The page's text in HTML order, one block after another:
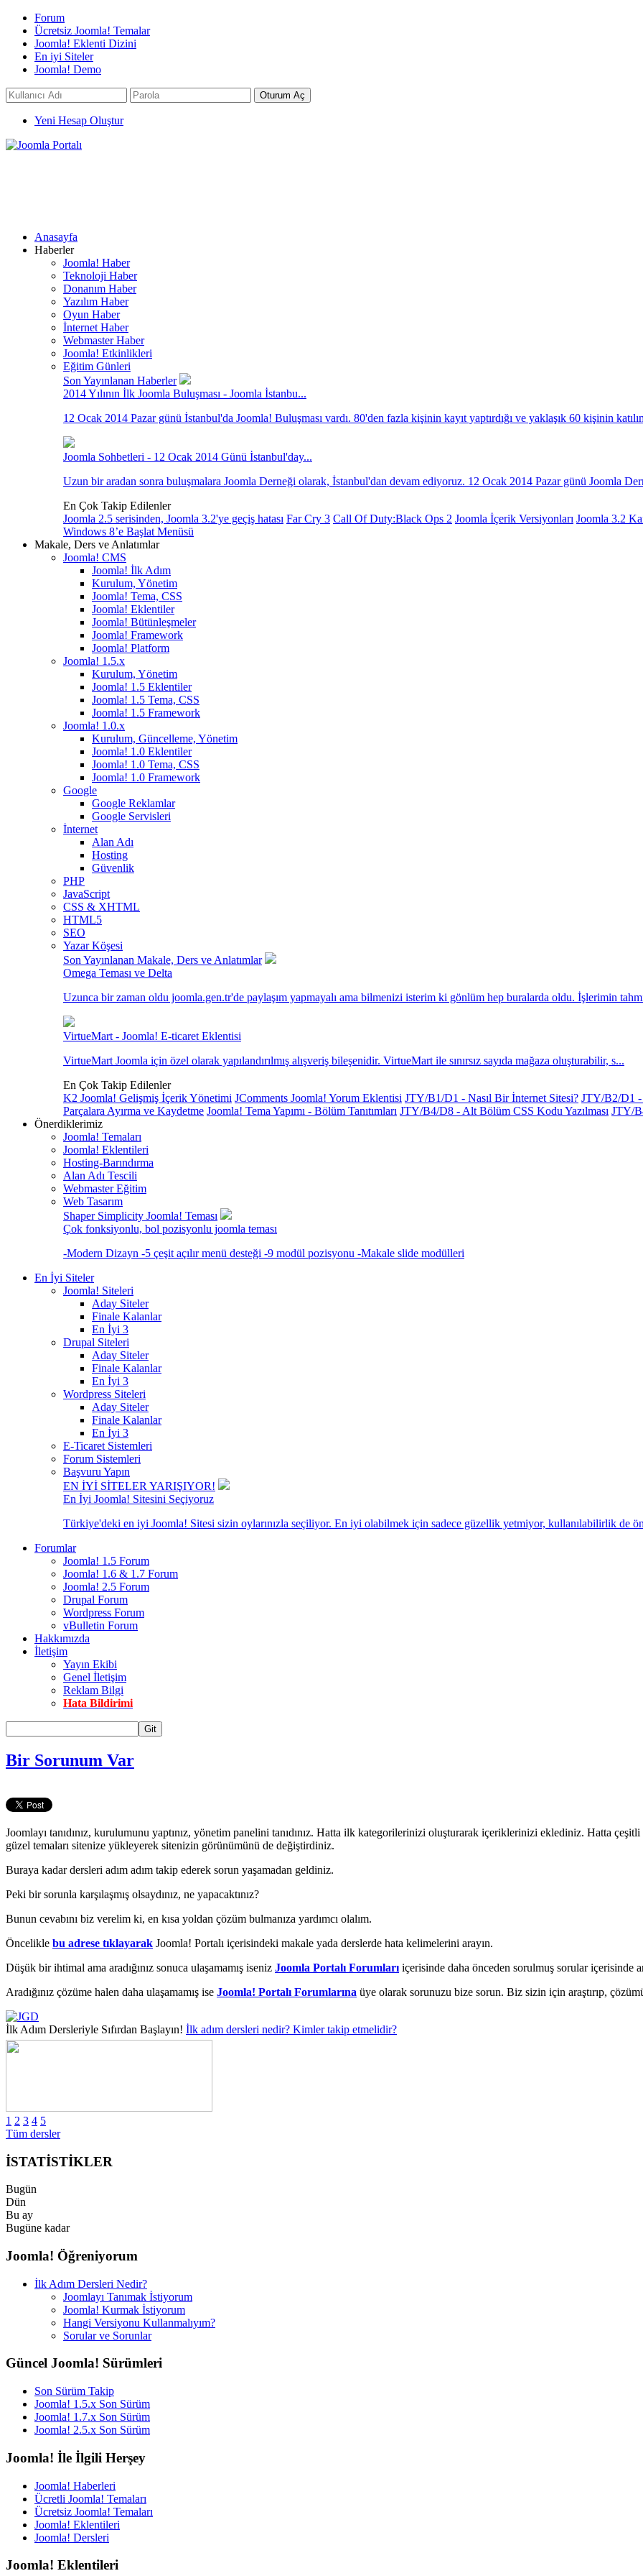
Forum
Ücretsiz Joomla! Temalar
Joomla! Eklenti Dizini
En iyi Siteler
Joomla! Demo
Yeni Hesap Oluştur
Anasayfa
Haberler
Joomla! Haber
Teknoloji Haber
Donanım Haber
Yazılım Haber
Oyun Haber
İnternet Haber
Webmaster Haber
Joomla! Etkinlikleri
Eğitim Günleri
Son Yayınlanan Haberler
2014 Yılının İlk Joomla Buluşması - Joomla İstanbu...
12 Ocak 2014 Pazar günü İstanbul'da Joomla! Buluşması vardı. 80'den fazla kişinin kayıt yaptırdığı ve yaklaşık 60 kişinin
Joomla Sohbetleri - 12 Ocak 2014 Günü İstanbul'day...
Uzun bir aradan sonra buluşmalara Joomla Derneği olarak, İstanbul'dan devam ediyoruz. 12 Ocak 2014 Pazar günü Joomla
En Çok Takip Edilenler
Joomla 2.5 serisinden, Joomla 3.2'ye geçiş hatası Far Cry 3 Call Of Duty:Black Ops 2 Joomla İçerik Versiyonları Joomla 3.2
Windows 8’e Başlat Menüsü
Makale, Ders ve Anlatımlar
Joomla! CMS
Joomla! İlk Adım
Kurulum, Yönetim
Joomla! Tema, CSS
Joomla! Eklentiler
Joomla! Bütünleşmeler
Joomla! Framework
Joomla! Platform
Joomla! 1.5.x
Kurulum, Yönetim
Joomla! 1.5 Eklentiler
Joomla! 1.5 Tema, CSS
Joomla! 1.5 Framework
Joomla! 1.0.x
Kurulum, Güncelleme, Yönetim
Joomla! 1.0 Eklentiler
Joomla! 1.0 Tema, CSS
Joomla! 1.0 Framework
Google
Google Reklamlar
Google Servisleri
İnternet
Alan Adı
Hosting
Güvenlik
PHP
JavaScript
CSS & XHTML
HTML5
SEO
Yazar Köşesi
Son Yayınlanan Makale, Ders ve Anlatımlar
Omega Teması ve Delta
Uzunca bir zaman oldu joomla.gen.tr'de paylaşım yapmayalı ama bilmenizi isterim ki gönlüm hep buralarda oldu. İşlerimin
VirtueMart - Joomla! E-ticaret Eklentisi
VirtueMart Joomla için özel olarak yapılandırılmış alışveriş bileşenidir. VirtueMart ile sınırsız sayıda mağaza oluşturabilir, s...
En Çok Takip Edilenler
K2 Joomla! Gelişmiş İçerik Yönetimi JComments Joomla! Yorum Eklentisi JTY/B1/D1 - Nasıl Bir İnternet Sitesi? JTY/B2/D1 -
Parçalara Ayırma ve Kaydetme Joomla! Tema Yapımı - Bölüm Tanıtımları JTY/B4/D8 - Alt Bölüm CSS Kodu Yazılması JTY/
Önerdiklerimiz
Joomla! Temaları
Joomla! Eklentileri
Hosting-Barındırma
Alan Adı Tescili
Webmaster Eğitim
Web Tasarım
Shaper Simplicity Joomla! Teması
Çok fonksiyonlu, bol pozisyonlu joomla teması
-Modern Dizayn -5 çeşit açılır menü desteği -9 modül pozisyonu -Makale slide modülleri
En İyi Siteler
Joomla! Siteleri
Aday Siteler
Finale Kalanlar
En İyi 3
Drupal Siteleri
Aday Siteler
Finale Kalanlar
En İyi 3
Wordpress Siteleri
Aday Siteler
Finale Kalanlar
En İyi 3
E-Ticaret Sistemleri
Forum Sistemleri
Başvuru Yapın
EN İYİ SİTELER YARIŞIYOR!
En İyi Joomla! Sitesini Seçiyoruz
Türkiye'deki en iyi Joomla! Sitesi sizin oylarınızla seçiliyor. En iyi olabilmek için sadece güzellik yetmiyor, kullanılabilirlik de
Forumlar
Joomla! 1.5 Forum
Joomla! 1.6 & 1.7 Forum
Joomla! 2.5 Forum
Drupal Forum
Wordpress Forum
vBulletin Forum
Hakkımızda
İletişim
Yayın Ekibi
Genel İletişim
Reklam Bilgi
Hata Bildirimi
Git
Bir Sorunum Var
Joomlayı tanıdınız, kurulumunu yaptınız, yönetim panelini tanıdınız. Hatta ilk kategorilerinizi oluşturarak içeriklerinizi eklediniz. Hatta
güzel temaları sitenize yükleyerek sitenizin görünümünü de değiştirdiniz.
Buraya kadar dersleri adım adım takip ederek sorun yaşamadan geldiniz.
Peki bir sorunla karşılaşmış olsaydınız, ne yapacaktınız?
Bunun cevabını biz verelim ki, en kısa yoldan çözüm bulmanıza yardımcı olalım.
Öncelikle bu adrese tıklayarak Joomla! Portalı içerisindeki makale yada derslerde hata kelimelerini arayın.
Düşük bir ihtimal ama aradığınız sonuca ulaşamamış iseniz Joomla Portalı Forumları içerisinde daha önceden sorulmuş sorular içerisinde
Aradığınız çözüme halen daha ulaşamamış ise Joomla! Portalı Forumlarına üye olarak sorunuzu bize sorun. Biz sizin için araştırıp,
İlk Adım Dersleriyle Sıfırdan Başlayın! İlk adım dersleri nedir? Kimler takip etmelidir?
1 2 3 4 5
Tüm dersler
İSTATİSTİKLER
Bugün
Dün
Bu ay
Bugüne kadar
Joomla! Öğreniyorum
İlk Adım Dersleri Nedir?
Joomlayı Tanımak İstiyorum
Joomla! Kurmak İstiyorum
Hangi Versiyonu Kullanmalıyım?
Sorular ve Sorunlar
Güncel Joomla! Sürümleri
Son Sürüm Takip
Joomla! 1.5.x Son Sürüm
Joomla! 1.7.x Son Sürüm
Joomla! 2.5.x Son Sürüm
Joomla! İle İlgili Herşey
Joomla! Haberleri
Ücretli Joomla! Temaları
Ücretsiz Joomla! Temaları
Joomla! Eklentileri
Joomla! Dersleri
Joomla! Eklentileri